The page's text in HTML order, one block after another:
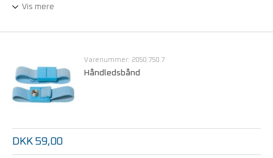
Vis mere
Varenummer: 2050.750.7
Håndledsbånd
DKK 59,00